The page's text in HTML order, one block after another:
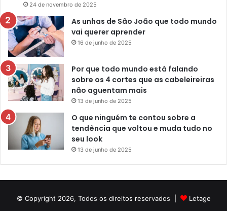
24 de novembro de 2025
As unhas de São João que todo mundo
vai querer aprender
16 de junho de 2025
Por que todo mundo está falando
sobre os 4 cortes que as cabeleireiras
não aguentam mais
13 de junho de 2025
O que ninguém te contou sobre a
tendência que voltou e muda tudo no
seu look
13 de junho de 2025
© Copyright 2026, Todos os direitos reservados |
Letage